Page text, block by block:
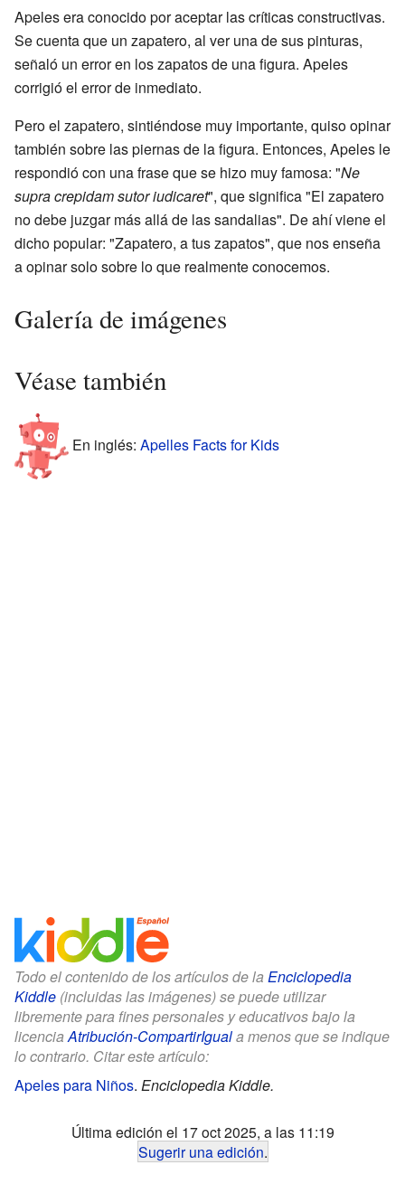
Apeles era conocido por aceptar las críticas constructivas.
Se cuenta que un zapatero, al ver una de sus pinturas,
señaló un error en los zapatos de una figura. Apeles
corrigió el error de inmediato.
Pero el zapatero, sintiéndose muy importante, quiso opinar
también sobre las piernas de la figura. Entonces, Apeles le
respondió con una frase que se hizo muy famosa: "Ne
supra crepidam sutor iudicaret", que significa "El zapatero
no debe juzgar más allá de las sandalias". De ahí viene el
dicho popular: "Zapatero, a tus zapatos", que nos enseña
a opinar solo sobre lo que realmente conocemos.
Galería de imágenes
Véase también
En inglés: Apelles Facts for Kids
Todo el contenido de los artículos de la Enciclopedia
Kiddle (incluidas las imágenes) se puede utilizar
libremente para fines personales y educativos bajo la
licenciaAtribución-CompartirIguala menos que se indique
lo contrario. Citar este artículo:
Apeles para Niños. Enciclopedia Kiddle.
Última edición el 17 oct 2025, a las 11:19
Sugerir una edición.